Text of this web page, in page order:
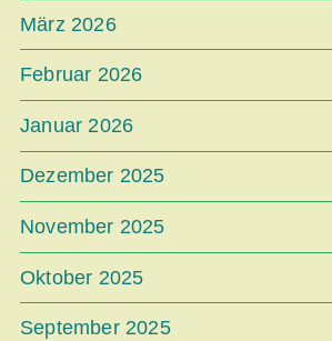
März 2026
Februar 2026
Januar 2026
Dezember 2025
November 2025
Oktober 2025
September 2025